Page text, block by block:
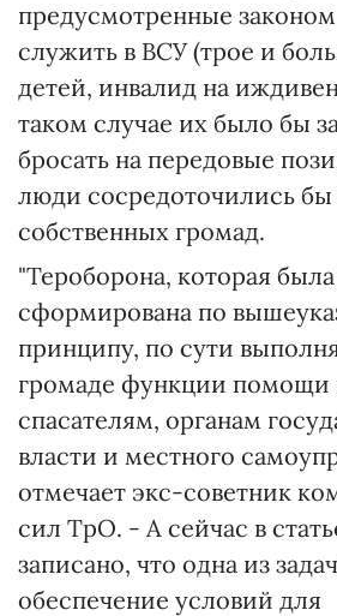
предусмотренные
служить в ВСУ (трое и
детей, инвалид на
таком случае их было бы
бросать на передовые
люди сосредоточились бы
собственных громад.
"Тероборона, которая
сформирована по
принципу, по сути
громаде функции помощи
спасателям, органам
власти и местного
отмечает экс-советник
сил ТрО. - А сейчас в
записано, что одна из
обеспечение условий для